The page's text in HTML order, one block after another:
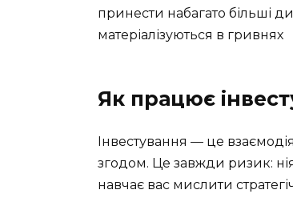
принести набагато більші
матеріалізуються в гривнях
Як працює
Інвестування — це
згодом. Це завжди ризик:
навчає вас мислити